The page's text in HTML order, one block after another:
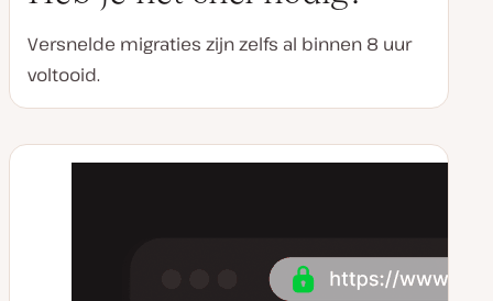
Versnelde migraties zijn zelfs al binnen 8 uur
voltooid.